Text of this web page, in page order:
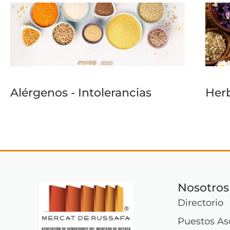
Alérgenos - Intolerancias
Nosotros
Directorio
Puestos